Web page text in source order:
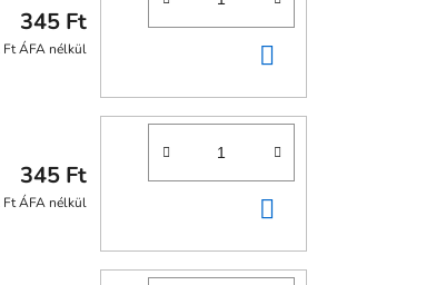
345 Ft
Ft ÁFA nélkül
345 Ft
Ft ÁFA nélkül